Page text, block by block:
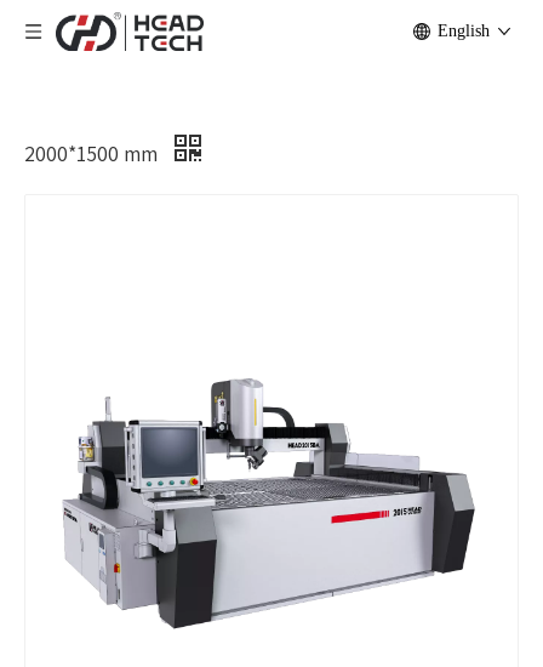
English
2000*1500 mm